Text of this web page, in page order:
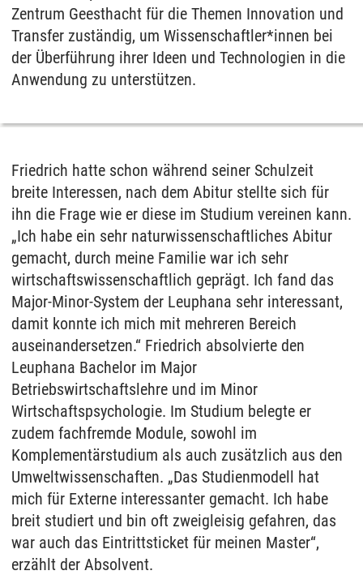
Zentrum Geesthacht für die Themen Innovation und
Transfer zuständig, um Wissenschaftler*innen bei
der Überführung ihrer Ideen und Technologien in die
Anwendung zu unterstützen.
Friedrich hatte schon während seiner Schulzeit
breite Interessen, nach dem Abitur stellte sich für
ihn die Frage wie er diese im Studium vereinen kann.
„Ich habe ein sehr naturwissenschaftliches Abitur
gemacht, durch meine Familie war ich sehr
wirtschaftswissenschaftlich geprägt. Ich fand das
Major-Minor-System der Leuphana sehr interessant,
damit konnte ich mich mit mehreren Bereich
auseinandersetzen.“ Friedrich absolvierte den
Leuphana Bachelor im Major
Betriebswirtschaftslehre und im Minor
Wirtschaftspsychologie. Im Studium belegte er
zudem fachfremde Module, sowohl im
Komplementärstudium als auch zusätzlich aus den
Umweltwissenschaften. „Das Studienmodell hat
mich für Externe interessanter gemacht. Ich habe
breit studiert und bin oft zweigleisig gefahren, das
war auch das Eintrittsticket für meinen Master“,
erzählt der Absolvent.